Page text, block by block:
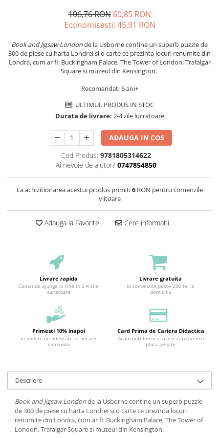
106,76 RON 60,85 RON
Economisesti: 45,91 RON
Book and Jigsaw Londonde la Usborne contine un superb puzzle de
300 de piese cu harta Londrei si o carte ce prezinta locuri renumite din
Londra, cum ar fi: Buckingham Palace, The Tower of London, Trafalgar
Square si muzeul din Kensington.
Recomandat: 6 ani+
ULTIMUL PRODUS IN STOC
Durata de livrare: 2-4 zile lucratoare
ADAUGA IN COS
Cod Produs: 9781805314622
Ai nevoie de ajutor? 0747854850
La achizitionarea acestui produs primiti6RON pentru comenzile
viitoare
Adauga la Favorite Cere informatii
Livrare rapida
Comanda ajunge la tine in 2-4 zile
lucratoare
Livrare gratuita
la comenzile peste 200 lei la
domiciliu
Primesti 10% inapoi
in puncte de fidelitate la fiecare
comanda
Card Prima de Cariera Didactica
Acum poti folosi si acest card pentru
plata pe site
Descriere
Book and Jigsaw Londonde la Usborne contine un superb puzzle
de 300 de piese cu harta Londrei si o carte ce prezinta locuri
renumite din Londra, cum ar fi: Buckingham Palace, The Tower of
London, Trafalgar Square si muzeul din Kensington.